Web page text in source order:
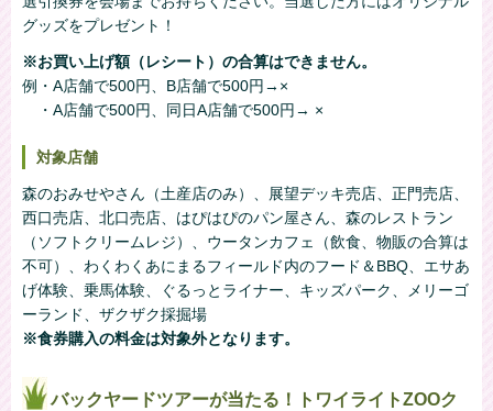
グッズをプレゼント！
※お買い上げ額（レシート）の合算はできません。
例・A店舗で500円、B店舗で500円→×
・A店舗で500円、同日A店舗で500円→ ×
対象店舗
森のおみせやさん（土産店のみ）、展望デッキ売店、正門売店、
西口売店、北口売店、はぴはぴのパン屋さん、森のレストラン
（ソフトクリームレジ）、ウータンカフェ（飲食、物販の合算は
不可）、わくわくあにまるフィールド内のフード＆BBQ、エサあ
げ体験、乗馬体験、ぐるっとライナー、キッズパーク、メリーゴ
ーランド、ザクザク採掘場
※食券購入の料金は対象外となります。
バックヤードツアーが当たる！トワイライトZOOク